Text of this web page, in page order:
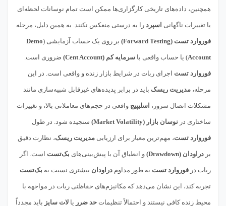
همچنین، داده‌های تاریخی کارگزاری‌ها ممکن است تمام نوسانات لحظه‌ای
یا تغییرات ناگهانی اسپرد را به درستی منعکس نکنند. به همین دلیل، مرحله
فوروارد تست (Forward Testing) بر روی یک حساب آزمایشی (Demo
Account) یا حساب واقعی با سرمایه کم (Cent Account) ضروری است.
فوروارد تست اجرای ربات در شرایط بازار زنده و واقعی است. در این
مرحله، مدیریت ریسک باید در برابر پدیده‌های غیرقابل شبیه‌سازی مانند
مشکلات اتصال سرور، اسلیپیج واقعی در حجم‌های معاملاتی بالا، و تغییرات
ساختاری در نوسان بازار (Market Volatility) سنجیده شود. در طول
فوروارد تست، مهم‌ترین معیار برای ارزیابی مدیریت ریسک، نظارت دقیق
بر دراودان (Drawdown) و انطباق آن با پیش‌بینی‌های بک‌تست است. اگر
ربات در فوروارد تست به طور مداوم دراودان بیشتری نسبت به بک‌تست
تجربه کند، این نشان می‌دهد که مکانیزم‌های حفاظتی ربات در مواجهه با
محیط زنده کافی نیستند و احتمالاً تنظیمات حد ضرر یا لات سایز باید مجدداً